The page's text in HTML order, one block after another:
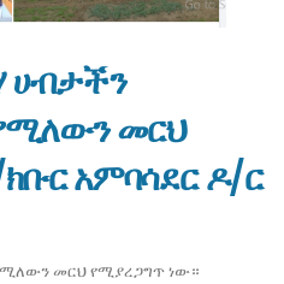
ሀብታችን
መርህ
አምባሳደር ዶ/ር
መርህ የሚያረጋግጥ ነው።